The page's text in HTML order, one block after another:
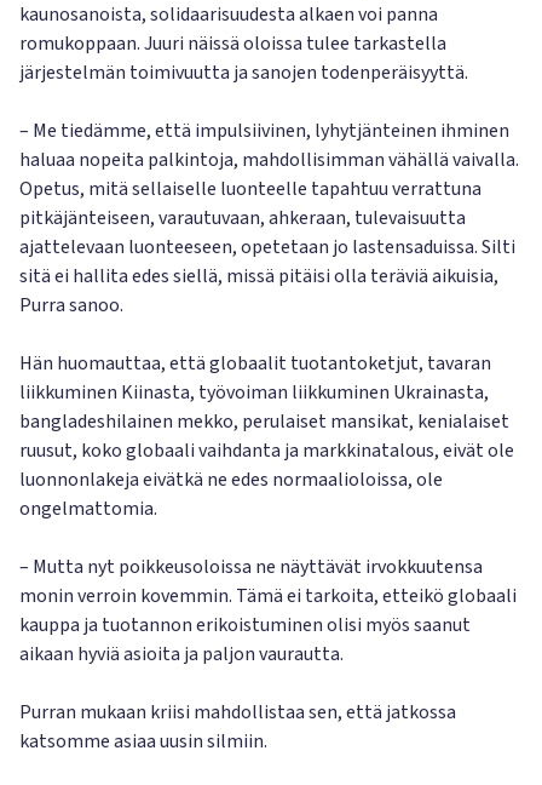
kaunosanoista, solidaarisuudesta alkaen voi panna
romukoppaan. Juuri näissä oloissa tulee tarkastella
järjestelmän toimivuutta ja sanojen todenperäisyyttä.
– Me tiedämme, että impulsiivinen, lyhytjänteinen ihminen
haluaa nopeita palkintoja, mahdollisimman vähällä vaivalla.
Opetus, mitä sellaiselle luonteelle tapahtuu verrattuna
pitkäjänteiseen, varautuvaan, ahkeraan, tulevaisuutta
ajattelevaan luonteeseen, opetetaan jo lastensaduissa. Silti
sitä ei hallita edes siellä, missä pitäisi olla teräviä aikuisia,
Purra sanoo.
Hän huomauttaa, että globaalit tuotantoketjut, tavaran
liikkuminen Kiinasta, työvoiman liikkuminen Ukrainasta,
bangladeshilainen mekko, perulaiset mansikat, kenialaiset
ruusut, koko globaali vaihdanta ja markkinatalous, eivät ole
luonnonlakeja eivätkä ne edes normaalioloissa, ole
ongelmattomia.
– Mutta nyt poikkeusoloissa ne näyttävät irvokkuutensa
monin verroin kovemmin. Tämä ei tarkoita, etteikö globaali
kauppa ja tuotannon erikoistuminen olisi myös saanut
aikaan hyviä asioita ja paljon vaurautta.
Purran mukaan kriisi mahdollistaa sen, että jatkossa
katsomme asiaa uusin silmiin.